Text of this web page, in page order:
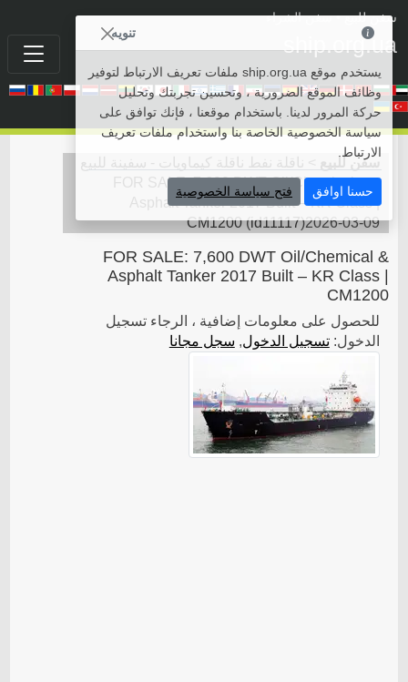
سفن للبيع• سفن الشراء
ship.org.ua
سفن للبيع
ناقلة نفط ناقلة كيماويات - سفينة للبيع
>
FOR SALE: 7,600 DWT Oil/Chemical &
Asphalt Tanker 2017 Built – KR Class |
CM1200(id11117)2026-03-09
FOR SALE: 7,600 DWT Oil/Chemical &
Asphalt Tanker 2017 Built – KR Class |
CM1200
للحصول على معلومات إضافية ، الرجاء تسجيل
الدخول:تسجيل الدخول, سجل مجانا
تنويه
يستخدم موقع ship.org.ua ملفات تعريف الارتباط لتوفير
وظائف الموقع الضرورية ، وتحسين تجربتك وتحليل
حركة المرور لدينا. باستخدام موقعنا ، فإنك توافق على
سياسة الخصوصية الخاصة بنا واستخدام ملفات تعريف
الارتباط.
حسنا اوافق فتح سياسة الخصوصية